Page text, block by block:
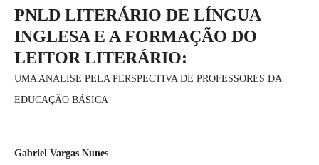
PNLD LITERÁRIO DE LÍNGUA
INGLESA E A FORMAÇÃO DO
LEITOR LITERÁRIO:
UMA ANÁLISE PELA PERSPECTIVA DE PROFESSORES DA
EDUCAÇÃO BÁSICA
Gabriel Vargas Nunes